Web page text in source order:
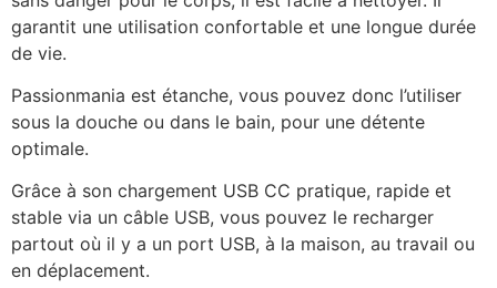
garantit une utilisation confortable et une longue durée
de vie.
Passionmania est étanche, vous pouvez donc l’utiliser
sous la douche ou dans le bain, pour une détente
optimale.
Grâce à son chargement USB CC pratique, rapide et
stable via un câble USB, vous pouvez le recharger
partout où il y a un port USB, à la maison, au travail ou
en déplacement.